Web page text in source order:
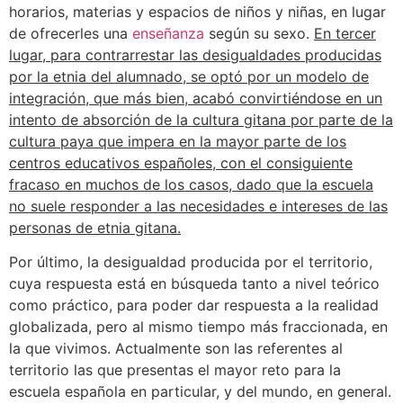
horarios, materias y espacios de niños y niñas, en lugar
de ofrecerles una enseñanza según su sexo. En tercer
lugar, para contrarrestar las desigualdades producidas
por la etnia del alumnado, se optó por un modelo de
integración, que más bien, acabó convirtiéndose en un
intento de absorción de la cultura gitana por parte de la
cultura paya que impera en la mayor parte de los
centros educativos españoles, con el consiguiente
fracaso en muchos de los casos, dado que la escuela
no suele responder a las necesidades e intereses de las
personas de etnia gitana.
Por último, la desigualdad producida por el territorio,
cuya respuesta está en búsqueda tanto a nivel teórico
como práctico, para poder dar respuesta a la realidad
globalizada, pero al mismo tiempo más fraccionada, en
la que vivimos. Actualmente son las referentes al
territorio las que presentas el mayor reto para la
escuela española en particular, y del mundo, en general.